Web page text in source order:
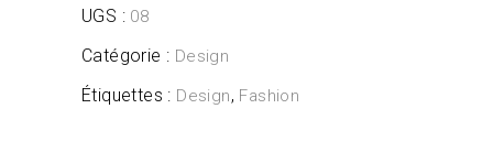
UGS : 08
Catégorie : Design
Étiquettes : Design, Fashion